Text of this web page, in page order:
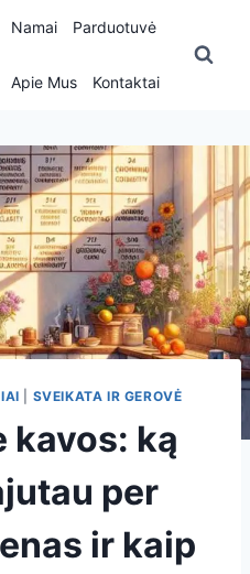
Namai Parduotuvė
Apie Mus Kontaktai
SVEIKATA IR GEROVĖ
kavos: ką
per
ir kaip